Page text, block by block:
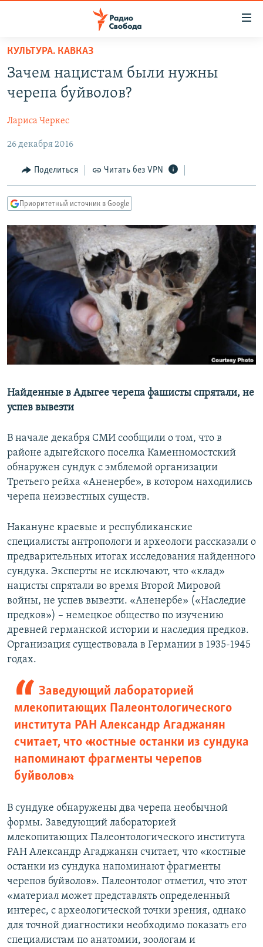
упрощенного
доступа
основному
Вернутся
главной
навигации
Вернутся
поиску
АВТОРСКИЕ ПРОЕКТЫ
ЦИТАТЫ СВОБОДЫ
МНЕНИЯ
КУЛЬТУРА
IDEL.РЕАЛИИ
КАВКАЗ.РЕАЛИИ
СЕВЕР.РЕАЛИИ
СИБИРЬ.РЕАЛИИ
РАСПИСАНИЕ ВЕЩАНИЯ
ПОДПИШИТЕСЬ НА РАССЫЛКУ
СОЦИАЛЬНЫЕ СЕТИ
Все сайты РСЕ/РС
КУЛЬТУРА. КАВКАЗ
Зачем нацистам были нужны
черепа буйволов?
Лариса Черкес
26 декабря 2016
Поделиться Читать без VPN
Приоритетный источник в Google
Найденные в Адыгее черепа фашисты спрятали, не
успев вывезти
В начале декабря СМИ сообщили о том, что в
районе адыгейского поселка Каменномостский
обнаружен сундук с эмблемой организации
Третьего рейха «Аненербе», в котором находились
черепа неизвестных существ.
Накануне краевые и республиканские
специалисты антропологи и археологи рассказали о
предварительных итогах исследования найденного
сундука. Эксперты не исключают, что «клад»
нацисты спрятали во время Второй Мировой
войны, не успев вывезти. «Аненербе» («Наследие
предков») – немецкое общество по изучению
древней германской истории и наследия предков.
Организация существовала в Германии в 1935-1945
годах.
Заведующий лабораторией
млекопитающих Палеонтологического
института РАН Александр Агаджанян
считает, что «костные останки из сундука
напоминают фрагменты черепов
буйволов».
В сундуке обнаружены два черепа необычной
формы. Заведующий лабораторией
млекопитающих Палеонтологического института
РАН Александр Агаджанян считает, что «костные
останки из сундука напоминают фрагменты
черепов буйволов». Палеонтолог отметил, что этот
«материал может представлять определенный
интерес, с археологической точки зрения, однако
для точной диагностики необходимо показать его
специалистам по анатомии, зоологам и